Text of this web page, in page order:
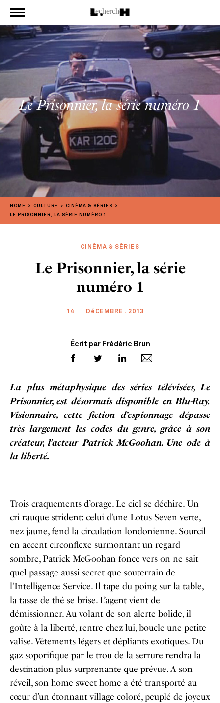
Le Prisonnier, la série numéro 1
HOME CULTURE
CINÉMA & SÉRIES
LE PRISONNIER, LA SÉRIE NUMÉRO 1
CINÉMA & SÉRIES
Le Prisonnier, la série
numéro 1
14 DéCEMBRE . 2013
Écrit par Frédéric Brun
La plus métaphysique des séries télévisées, Le
Prisonnier, est désormais disponible en Blu-Ray.
Visionnaire, cette fiction d’espionnage dépasse
très largement les codes du genre, grâce à son
créateur, l’acteur Patrick McGoohan. Une ode à
la liberté.
Trois craquements d’orage. Le ciel se déchire. Un
cri rauque strident: celui d’une Lotus Seven verte,
nez jaune, fend la circulation londonienne. Sourcil
en accent circonflexe surmontant un regard
sombre, Patrick McGoohan fonce vers on ne sait
quel passage aussi secret que souterrain de
l’Intelligence Service. Il tape du poing sur la table,
la tasse de thé se brise. L’agent vient de
démissionner. Au volant de son alerte bolide, il
goûte à la liberté, rentre chez lui, boucle une petite
valise. Vêtements légers et dépliants exotiques. Du
gaz soporifique par le trou de la serrure rendra la
destination plus surprenante que prévue. A son
réveil, son home sweet home a été transporté au
cœur d’un étonnant village coloré, peuplé de joyeux